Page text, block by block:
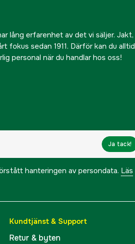
lång erfarenhet av det vi säljer. Jakt,
fokus sedan 1911. Därför kan du alltid
personal när du handlar hos oss!
Ja tack!
hanteringen av persondata. Läs
Kundtjänst & Support
Retur & byten